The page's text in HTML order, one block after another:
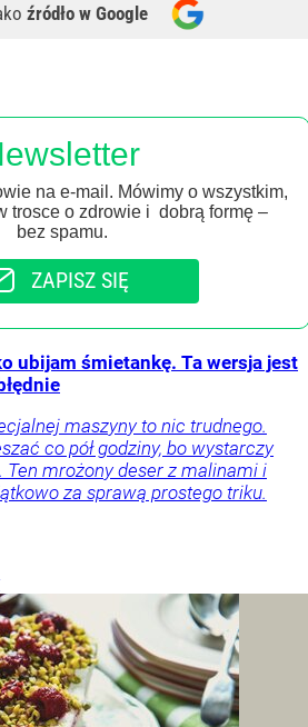
źródło w Google
na e-mail. Mówimy o wszystkim,
trosce o zdrowie i dobrą formę –
bez spamu.
ZAPISZ SIĘ
ubijam śmietankę. Ta wersja jest
maszyny to nic trudnego.
co pół godziny, bo wystarczy
mrożony deser z malinami i
za sprawą prostego triku.